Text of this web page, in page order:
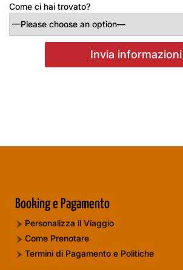
Come ci hai trovato?
Booking e Pagamento
Personalizza il Viaggio
Come Prenotare
Termini di Pagamento e Politiche